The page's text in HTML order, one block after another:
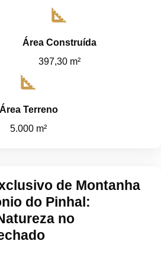
square_foot
Área Construída
397,30 m²
square_foot
Área Terreno
5.000 m²
de Montanha
do Pinhal:
no